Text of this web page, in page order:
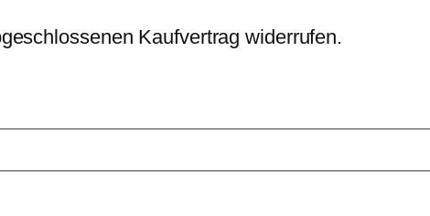
Kaufvertrag widerrufen.